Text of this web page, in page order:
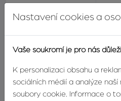
Umístění objektu
Nastavení cookies a
Vaše soukromí je pro nás
K personalizaci obsahu a
sociálních médií a analýze
soubory cookie. Informace o